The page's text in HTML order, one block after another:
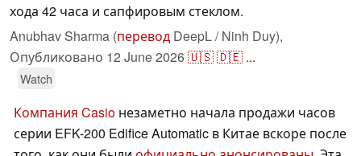
хода 42 часа и сапфировым стеклом.
Anubhav Sharma (перевод DeepL / Ninh Duy),
Опубликовано 12 June 2026🇺🇸🇩🇪 ...
Watch
Компания Casio незаметно начала продажи часов
серии EFK-200 Edifice Automatic в Китае вскоре после